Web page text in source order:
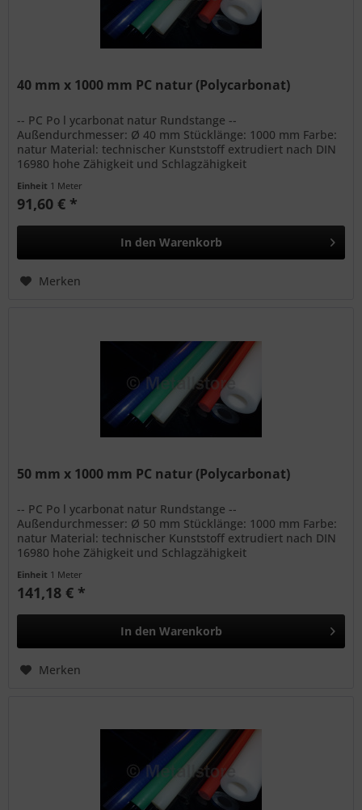
40 mm x 1000 mm PC natur (Polycarbonat)
-- PC Po l ycarbonat natur Rundstange --
Außendurchmesser: Ø 40 mm Stücklänge: 1000 mm Farbe:
natur Material: technischer Kunststoff extrudiert nach DIN
16980 hohe Zähigkeit und Schlagzähigkeit
Witterungsbeständig bedingte...
Einheit 1 Meter
91,60 € *
In den Warenkorb
Merken
50 mm x 1000 mm PC natur (Polycarbonat)
-- PC Po l ycarbonat natur Rundstange --
Außendurchmesser: Ø 50 mm Stücklänge: 1000 mm Farbe:
natur Material: technischer Kunststoff extrudiert nach DIN
16980 hohe Zähigkeit und Schlagzähigkeit
Witterungsbeständig bedingte...
Einheit 1 Meter
141,18 € *
In den Warenkorb
Merken